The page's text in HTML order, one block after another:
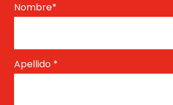
Nombre*
Apellido *